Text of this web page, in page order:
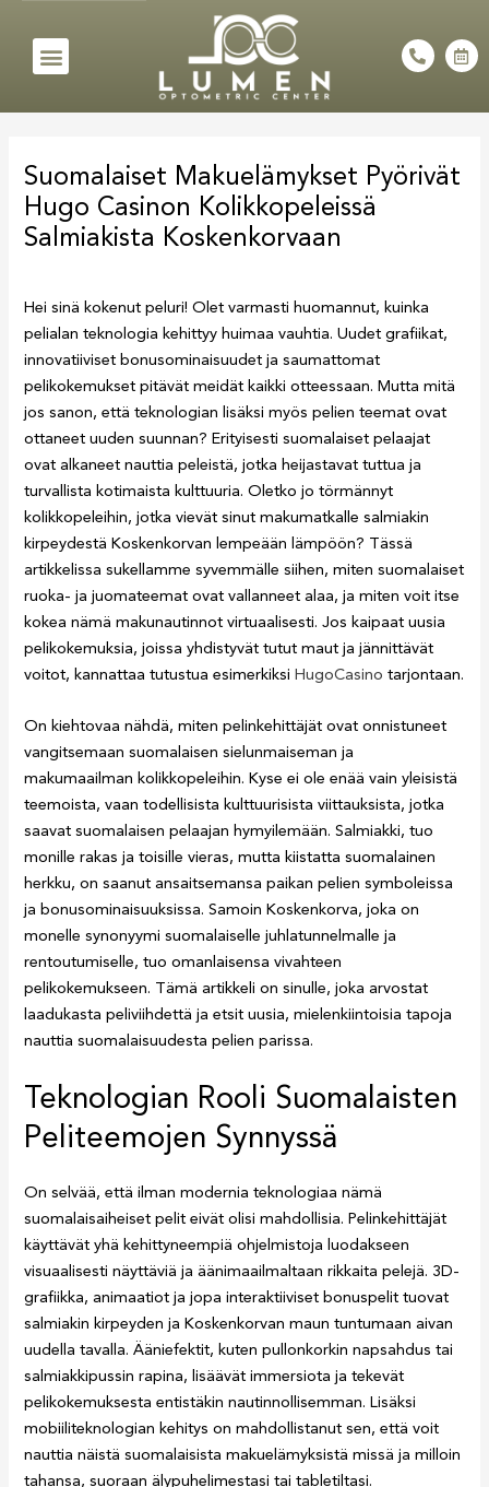
content
Menu
P
h
e
l
t
C
a
n
Suomalaiset Makuelämykset Pyörivät
Hugo Casinon Kolikkopeleissä
Salmiakista Koskenkorvaan
Hei sinä kokenut peluri! Olet varmasti huomannut, kuinka
pelialan teknologia kehittyy huimaa vauhtia. Uudet grafiikat,
innovatiiviset bonusominaisuudet ja saumattomat
pelikokemukset pitävät meidät kaikki otteessaan. Mutta mitä
jos sanon, että teknologian lisäksi myös pelien teemat ovat
ottaneet uuden suunnan? Erityisesti suomalaiset pelaajat
ovat alkaneet nauttia peleistä, jotka heijastavat tuttua ja
turvallista kotimaista kulttuuria. Oletko jo törmännyt
kolikkopeleihin, jotka vievät sinut makumatkalle salmiakin
kirpeydestä Koskenkorvan lempeään lämpöön? Tässä
artikkelissa sukellamme syvemmälle siihen, miten suomalaiset
ruoka- ja juomateemat ovat vallanneet alaa, ja miten voit itse
kokea nämä makunautinnot virtuaalisesti. Jos kaipaat uusia
pelikokemuksia, joissa yhdistyvät tutut maut ja jännittävät
voitot, kannattaa tutustua esimerkiksiHugoCasino tarjontaan.
On kiehtovaa nähdä, miten pelinkehittäjät ovat onnistuneet
vangitsemaan suomalaisen sielunmaiseman ja
makumaailman kolikkopeleihin. Kyse ei ole enää vain yleisistä
teemoista, vaan todellisista kulttuurisista viittauksista, jotka
saavat suomalaisen pelaajan hymyilemään. Salmiakki, tuo
monille rakas ja toisille vieras, mutta kiistatta suomalainen
herkku, on saanut ansaitsemansa paikan pelien symboleissa
ja bonusominaisuuksissa. Samoin Koskenkorva, joka on
monelle synonyymi suomalaiselle juhlatunnelmalle ja
rentoutumiselle, tuo omanlaisensa vivahteen
pelikokemukseen. Tämä artikkeli on sinulle, joka arvostat
laadukasta peliviihdettä ja etsit uusia, mielenkiintoisia tapoja
nauttia suomalaisuudesta pelien parissa.
Teknologian Rooli Suomalaisten
Peliteemojen Synnyssä
On selvää, että ilman modernia teknologiaa nämä
suomalaisaiheiset pelit eivät olisi mahdollisia. Pelinkehittäjät
käyttävät yhä kehittyneempiä ohjelmistoja luodakseen
visuaalisesti näyttäviä ja äänimaailmaltaan rikkaita pelejä. 3D-
grafiikka, animaatiot ja jopa interaktiiviset bonuspelit tuovat
salmiakin kirpeyden ja Koskenkorvan maun tuntumaan aivan
uudella tavalla. Ääniefektit, kuten pullonkorkin napsahdus tai
salmiakkipussin rapina, lisäävät immersiota ja tekevät
pelikokemuksesta entistäkin nautinnollisemman. Lisäksi
mobiiliteknologian kehitys on mahdollistanut sen, että voit
nauttia näistä suomalaisista makuelämyksistä missä ja milloin
tahansa, suoraan älypuhelimestasi tai tabletiltasi.